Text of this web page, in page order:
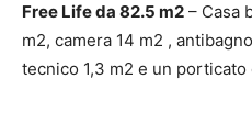
Free Life da 82.5 m2 – Casa
m2, camera 14 m2 ,
tecnico 1,3 m2 e un porticato